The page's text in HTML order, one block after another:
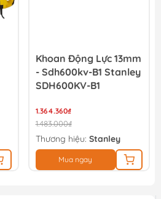
Khoan Động Lực 13mm
- Sdh600kv-B1 Stanley
SDH600KV-B1
1.364.360₫
1.483.000₫
Thương hiệu: Stanley
Mua ngay